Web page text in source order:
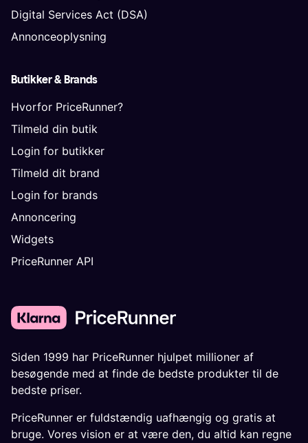
Digital Services Act (DSA)
Annonceoplysning
Butikker & Brands
Hvorfor PriceRunner?
Tilmeld din butik
Login for butikker
Tilmeld dit brand
Login for brands
Annoncering
Widgets
PriceRunner API
Siden 1999 har PriceRunner hjulpet millioner af
besøgende med at finde de bedste produkter til de
bedste priser.
PriceRunner er fuldstændig uafhængig og gratis at
bruge. Vores vision er at være den, du altid kan regne